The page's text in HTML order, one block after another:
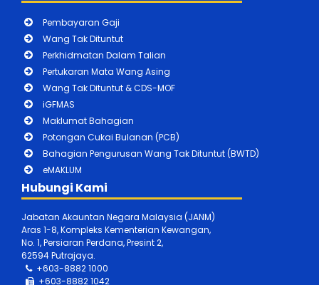
Pembayaran Gaji
Wang Tak Dituntut
Perkhidmatan Dalam Talian
Pertukaran Mata Wang Asing
Wang Tak Dituntut & CDS-MOF
iGFMAS
Maklumat Bahagian
Potongan Cukai Bulanan (PCB)
Bahagian Pengurusan Wang Tak Dituntut (BWTD)
eMAKLUM
Hubungi Kami
Jabatan Akauntan Negara Malaysia (JANM)
Aras 1-8, Kompleks Kementerian Kewangan,
No. 1, Persiaran Perdana, Presint 2,
62594 Putrajaya.
+603-8882 1000
+603-8882 1042